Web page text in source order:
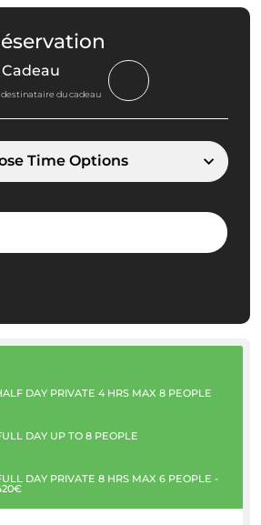
du cadeau
Time Options
DAY PRIVATE 4 HRS MAX 8 PEOPLE
DAY UP TO 8 PEOPLE
DAY PRIVATE 8 HRS MAX 6 PEOPLE -